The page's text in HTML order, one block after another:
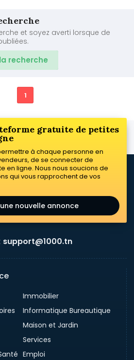
et soyez averti lorsque de
recherche
1
gratuite de petites
à chaque personne en
de se connecter de
en ligne. Nous nous soucions de
qui vous rapprochent de vos
nouvelle annonce
support@1000.tn
Immobilier
Informatique Bureautique
Maison et Jardin
Services
Emploi